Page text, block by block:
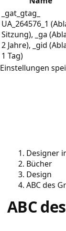
_gat_gtag_
UA_264576_1
Sitzung), _ga
2 Jahre), _gid
1 Tag)
Einstellungen
Designer
Bücher
Design
ABC des
ABC